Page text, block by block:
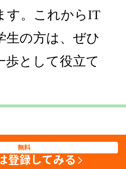
す。これからIT
生の方は、ぜひ
歩として役立て
無料
登録してみる